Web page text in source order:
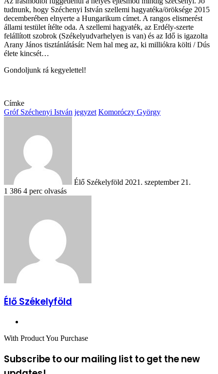
tudnunk, hogy Széchenyi István szellemi hagyatéka/öröksége 2015
decemberében elnyerte a Hungarikum címet. A rangos elismerést
állami testület ítélte oda. A szellemi hagyaték, az Erdély-szerte
felállított szobrok (Székelyudvarhelyen is van) és az Idő is igazolta
Arany János tisztánlátását: Nem hal meg az, ki milliókra költi / Dús
élete kincsét…
Gondoljunk rá kegyelettel!
Címke
Gróf Széchenyi István jegyzet Komoróczy György
Élő Székelyföld 2021. szeptember 21.
1 386 4 perc olvasás
Élő Székelyföld
With Product You Purchase
Subscribe to our mailing list to get the new